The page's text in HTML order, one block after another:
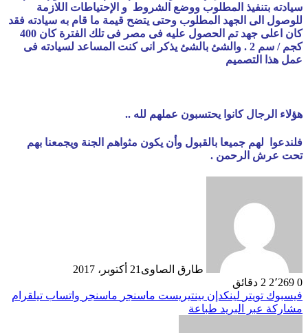
سيادته بتنفيذ المطلوب ووضع الشروط و الإحتياطات اللازمة
للوصول الى الجهد المطلوب وحتى يتضح قيمة ما قام به سيادته فقد
كان اعلى جهد تم الحصول عليه فى مصر فى تلك الفترة كان 400
كجم / سم 2 . والشئ بالشئ يذكر انى كنت المساعد لسيادته فى
عمل هذا التصميم
هؤلاء الرجال كانوا يحتسبون عملهم لله ..
فلندعوا لهم جميعا بالقبول وأن يكون مثواهم الجنة ويجمعنا بهم
تحت عرش الرحمن .
طارق الصاوى 21 أكتوبر، 2017
0
2 دقائق
فيسبوك تويتر لينكدإن بينتيريست ماسنجر ماسنجر واتساب تيلقرام
مشاركة عبر البريد طباعة